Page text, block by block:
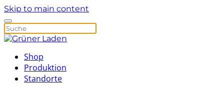
Skip to main content
Shop
Produktion
Standorte